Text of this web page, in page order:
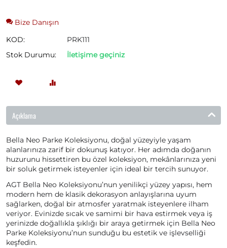
Bize Danışın
KOD:
PRK111
Stok Durumu:
İletişime geçiniz
Açıklama
Bella Neo Parke Koleksiyonu, doğal yüzeyiyle yaşam
alanlarınıza zarif bir dokunuş katıyor. Her adımda doğanın
huzurunu hissettiren bu özel koleksiyon, mekânlarınıza yeni
bir soluk getirmek isteyenler için ideal bir tercih sunuyor.
AGT Bella Neo Koleksiyonu’nun yenilikçi yüzey yapısı, hem
modern hem de klasik dekorasyon anlayışlarına uyum
sağlarken, doğal bir atmosfer yaratmak isteyenlere ilham
veriyor. Evinizde sıcak ve samimi bir hava estirmek veya iş
yerinizde doğallıkla şıklığı bir araya getirmek için Bella Neo
Parke Koleksiyonu’nun sunduğu bu estetik ve işlevselliği
keşfedin.